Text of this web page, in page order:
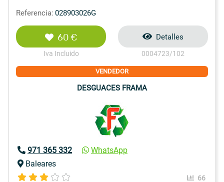
Referencia: 028903026G
60 €
Iva Incluido
Detalles
0004723/102
VENDEDOR
DESGUACES FRAMA
971 365 332
WhatsApp
Baleares
66